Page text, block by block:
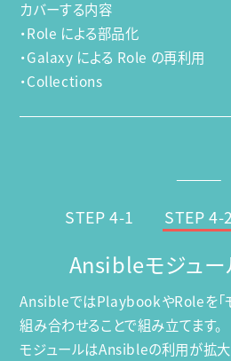
カバーする内容
・Role による部品化
・Galaxy による Role の再利用
・Collections
STEP 4-1 STEP 4-2
Ansibleモジュー
AnsibleではPlaybookやRoleを「
組み合わせることで組み立てます。
モジュールはAnsibleの利用が拡